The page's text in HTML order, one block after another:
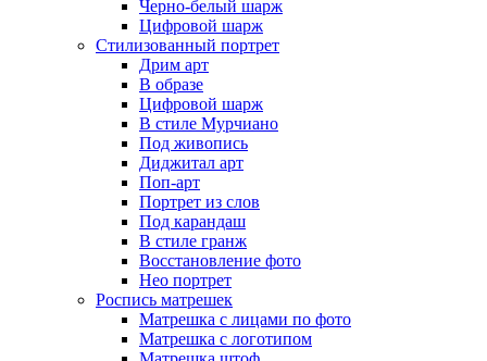
Черно-белый шарж
Цифровой шарж
Стилизованный портрет
Дрим арт
В образе
Цифровой шарж
В стиле Мурчиано
Под живопись
Диджитал арт
Поп-арт
Портрет из слов
Под карандаш
В стиле гранж
Восстановление фото
Нео портрет
Роспись матрешек
Матрешка с лицами по фото
Матрешка с логотипом